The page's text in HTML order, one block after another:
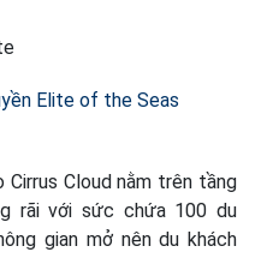
Elite of the Seas
Cirrus Cloud nằm trên tầng
rãi với sức chứa 100 du
gian mở nên du khách